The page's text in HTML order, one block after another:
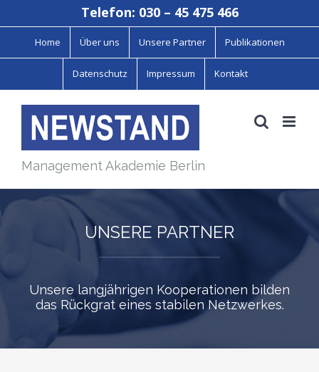
Inhalt
Telefon: 030 – 45 475 466
Home Über uns Unsere Partner Publikationen
Datenschutz Impressum Kontakt
Management Akademie Berlin
UNSERE PARTNER
Unsere langjährigen Kooperationen bilden
das Rückgrat eines stabilen Netzwerkes.